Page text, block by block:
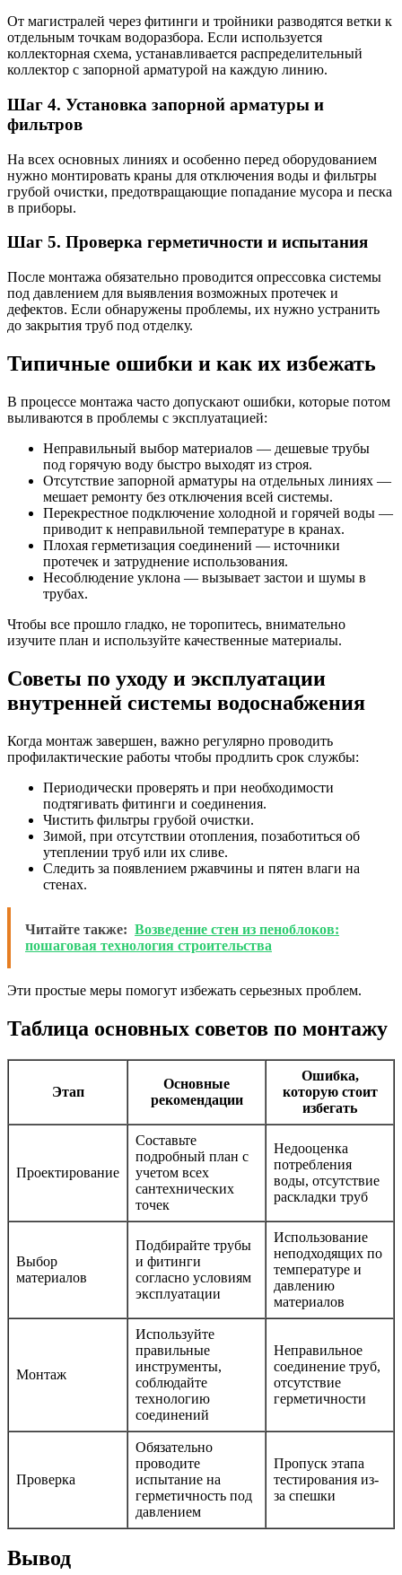
От магистралей через фитинги и тройники разводятся ветки к
отдельным точкам водоразбора. Если используется
коллекторная схема, устанавливается распределительный
коллектор с запорной арматурой на каждую линию.
Шаг 4. Установка запорной арматуры и
фильтров
На всех основных линиях и особенно перед оборудованием
нужно монтировать краны для отключения воды и фильтры
грубой очистки, предотвращающие попадание мусора и песка
в приборы.
Шаг 5. Проверка герметичности и испытания
После монтажа обязательно проводится опрессовка системы
под давлением для выявления возможных протечек и
дефектов. Если обнаружены проблемы, их нужно устранить
до закрытия труб под отделку.
Типичные ошибки и как их избежать
В процессе монтажа часто допускают ошибки, которые потом
выливаются в проблемы с эксплуатацией:
Неправильный выбор материалов — дешевые трубы
под горячую воду быстро выходят из строя.
Отсутствие запорной арматуры на отдельных линиях —
мешает ремонту без отключения всей системы.
Перекрестное подключение холодной и горячей воды —
приводит к неправильной температуре в кранах.
Плохая герметизация соединений — источники
протечек и затруднение использования.
Несоблюдение уклона — вызывает застои и шумы в
трубах.
Чтобы все прошло гладко, не торопитесь, внимательно
изучите план и используйте качественные материалы.
Советы по уходу и эксплуатации
внутренней системы водоснабжения
Когда монтаж завершен, важно регулярно проводить
профилактические работы чтобы продлить срок службы:
Периодически проверять и при необходимости
подтягивать фитинги и соединения.
Чистить фильтры грубой очистки.
Зимой, при отсутствии отопления, позаботиться об
утеплении труб или их сливе.
Следить за появлением ржавчины и пятен влаги на
стенах.
Читайте также: Возведение стен из пеноблоков:
пошаговая технология строительства
Эти простые меры помогут избежать серьезных проблем.
Таблица основных советов по монтажу
Этап
Основные
рекомендации
Ошибка,
которую стоит
избегать
Проектирование
Составьте
подробный план с
учетом всех
сантехнических
точек
Недооценка
потребления
воды, отсутствие
раскладки труб
Выбор
материалов
Подбирайте трубы
и фитинги
согласно условиям
эксплуатации
Использование
неподходящих по
температуре и
давлению
материалов
Монтаж
Используйте
правильные
инструменты,
соблюдайте
технологию
соединений
Неправильное
соединение труб,
отсутствие
герметичности
Проверка
Обязательно
проводите
испытание на
герметичность под
давлением
Пропуск этапа
тестирования из-
за спешки
Вывод